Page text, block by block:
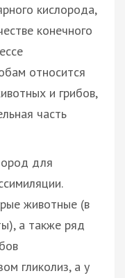
кислорода,
конечного
относится
и грибов,
часть
для
животные (в
а также ряд
гликолиз, а у